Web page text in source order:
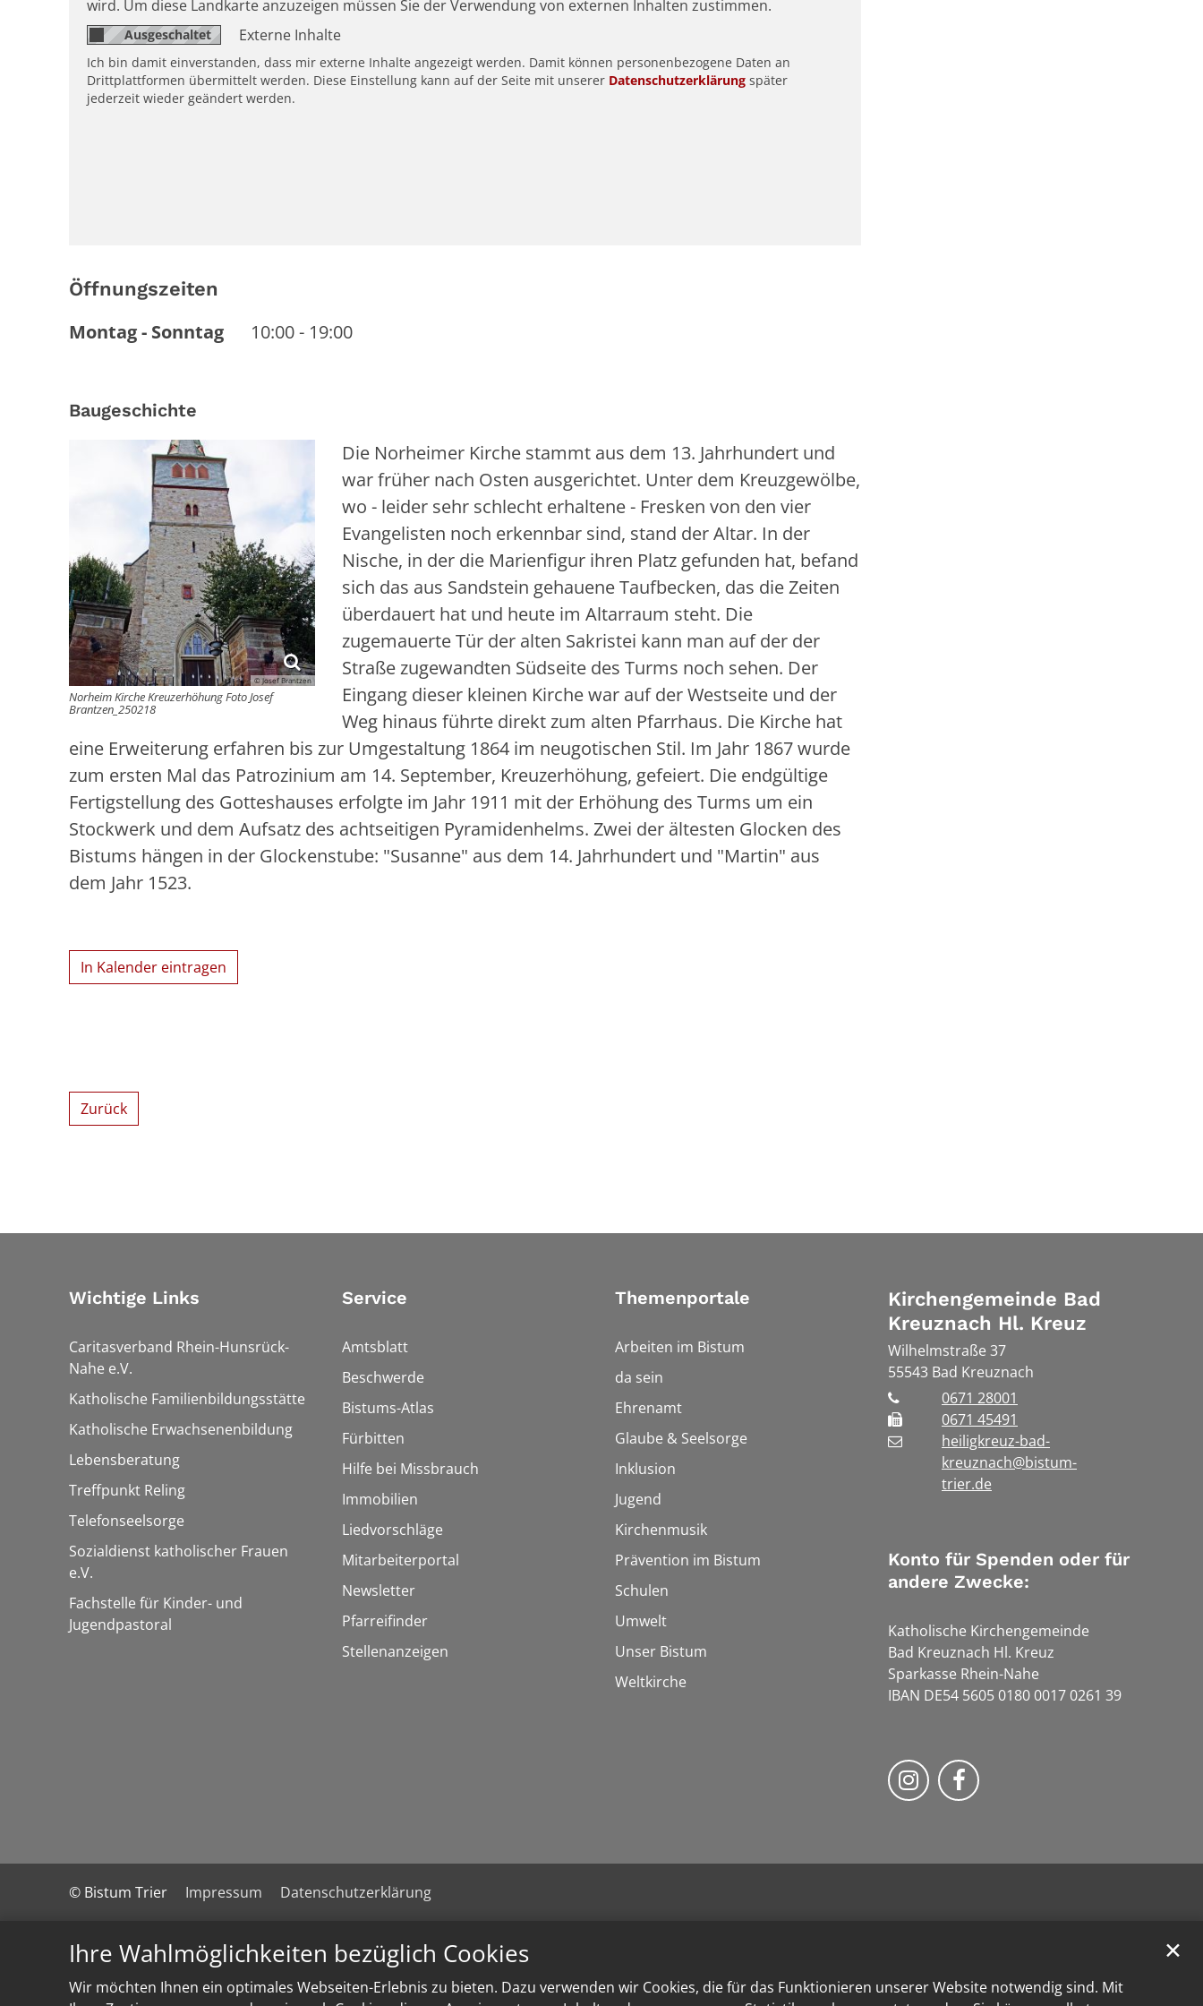
Ihre Wahlmöglichkeiten bezüglich Cookies
Wir möchten Ihnen ein optimales Webseiten-Erlebnis zu bieten. Dazu verwenden wir Cookies, die für das Funktionieren unserer Website notwendig sind. Mit
✕
wird. Um diese Landkarte anzuzeigen müssen Sie der Verwendung von externen Inhalten zustimmen.
Externe Inhalte
Ich bin damit einverstanden, dass mir externe Inhalte angezeigt werden. Damit können personenbezogene Daten an
Drittplattformen übermittelt werden. Diese Einstellung kann auf der Seite mit unserer Datenschutzerklärung später
jederzeit wieder geändert werden.
Öffnungszeiten
Montag- Sonntag 10:00- 19:00
Baugeschichte
© Josef Brantzen
Norheim Kirche Kreuzerhöhung Foto Josef
Brantzen_250218
Die Norheimer Kirche stammt aus dem 13. Jahrhundert und
war früher nach Osten ausgerichtet. Unter dem Kreuzgewölbe,
wo - leider sehr schlecht erhaltene - Fresken von den vier
Evangelisten noch erkennbar sind, stand der Altar. In der
Nische, in der die Marienfigur ihren Platz gefunden hat, befand
sich das aus Sandstein gehauene Taufbecken, das die Zeiten
überdauert hat und heute im Altarraum steht. Die
zugemauerte Tür der alten Sakristei kann man auf der der
Straße zugewandten Südseite des Turms noch sehen. Der
Eingang dieser kleinen Kirche war auf der Westseite und der
Weg hinaus führte direkt zum alten Pfarrhaus. Die Kirche hat
eine Erweiterung erfahren bis zur Umgestaltung 1864 im neugotischen Stil. Im Jahr 1867 wurde
zum ersten Mal das Patrozinium am 14. September, Kreuzerhöhung, gefeiert. Die endgültige
Fertigstellung des Gotteshauses erfolgte im Jahr 1911 mit der Erhöhung des Turms um ein
Stockwerk und dem Aufsatz des achtseitigen Pyramidenhelms. Zwei der ältesten Glocken des
Bistums hängen in der Glockenstube: "Susanne" aus dem 14. Jahrhundert und "Martin" aus
dem Jahr 1523.
In Kalender eintragen
Zurück
Wichtige Links
Caritasverband Rhein-Hunsrück-
Nahe e.V.
Katholische Familienbildungsstätte
Katholische Erwachsenenbildung
Lebensberatung
Treffpunkt Reling
Telefonseelsorge
Sozialdienst katholischer Frauen
e.V.
Fachstelle für Kinder- und
Jugendpastoral
Service
Amtsblatt
Beschwerde
Bistums-Atlas
Fürbitten
Hilfe bei Missbrauch
Immobilien
Liedvorschläge
Mitarbeiterportal
Newsletter
Pfarreifinder
Stellenanzeigen
Themenportale
Arbeiten im Bistum
da sein
Ehrenamt
Glaube & Seelsorge
Inklusion
Jugend
Kirchenmusik
Prävention im Bistum
Schulen
Umwelt
Unser Bistum
Weltkirche
Kirchengemeinde Bad
Kreuznach Hl. Kreuz
Wilhelmstraße 37
55543 Bad Kreuznach
0671 28001
0671 45491
heiligkreuz-bad-
kreuznach@bistum-
trier.de
Konto für Spenden oder für
andere Zwecke:
Katholische Kirchengemeinde
Bad Kreuznach Hl. Kreuz
Sparkasse Rhein-Nahe
IBAN DE54 5605 0180 0017 0261 39
Bistum Trier auf Instragram
Bistum Trier auf Facebook
© Bistum Trier Impressum Datenschutzerklärung